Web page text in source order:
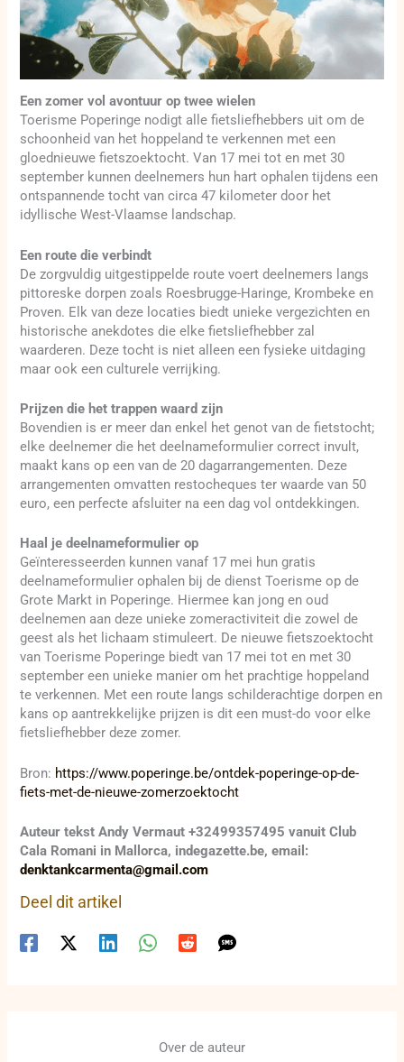
Een zomer vol avontuur op twee wielen
Toerisme Poperinge nodigt alle fietsliefhebbers uit om de
schoonheid van het hoppeland te verkennen met een
gloednieuwe fietszoektocht. Van 17 mei tot en met 30
september kunnen deelnemers hun hart ophalen tijdens een
ontspannende tocht van circa 47 kilometer door het
idyllische West-Vlaamse landschap.
Een route die verbindt
De zorgvuldig uitgestippelde route voert deelnemers langs
pittoreske dorpen zoals Roesbrugge-Haringe, Krombeke en
Proven. Elk van deze locaties biedt unieke vergezichten en
historische anekdotes die elke fietsliefhebber zal
waarderen. Deze tocht is niet alleen een fysieke uitdaging
maar ook een culturele verrijking.
Prijzen die het trappen waard zijn
Bovendien is er meer dan enkel het genot van de fietstocht;
elke deelnemer die het deelnameformulier correct invult,
maakt kans op een van de 20 dagarrangementen. Deze
arrangementen omvatten restocheques ter waarde van 50
euro, een perfecte afsluiter na een dag vol ontdekkingen.
Haal je deelnameformulier op
Geïnteresseerden kunnen vanaf 17 mei hun gratis
deelnameformulier ophalen bij de dienst Toerisme op de
Grote Markt in Poperinge. Hiermee kan jong en oud
deelnemen aan deze unieke zomeractiviteit die zowel de
geest als het lichaam stimuleert. De nieuwe fietszoektocht
van Toerisme Poperinge biedt van 17 mei tot en met 30
september een unieke manier om het prachtige hoppeland
te verkennen. Met een route langs schilderachtige dorpen en
kans op aantrekkelijke prijzen is dit een must-do voor elke
fietsliefhebber deze zomer.
Bron: https://www.poperinge.be/ontdek-poperinge-op-de-
fiets-met-de-nieuwe-zomerzoektocht
Auteur tekst Andy Vermaut +32499357495 vanuit Club
Cala Romani in Mallorca, indegazette.be, email:
denktankcarmenta@gmail.com
Deel dit artikel
Over de auteur